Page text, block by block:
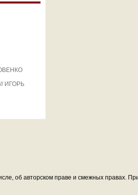
// ИГОРЬ
об авторском праве и смежных правах.